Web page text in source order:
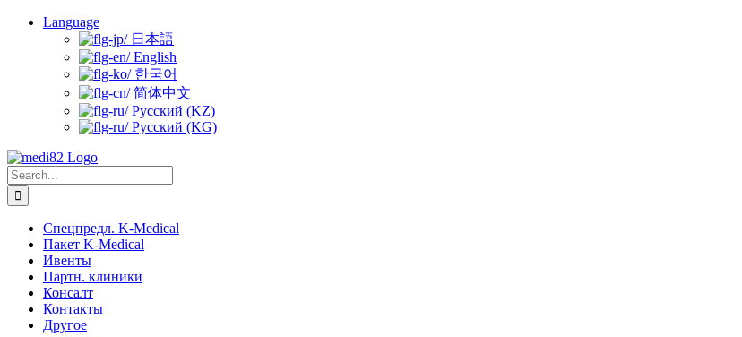
Skip
Language
日本語
English
한국어
简体中文
Русский (KZ)
Русский (KG)
Search
for:
Спецпредл. K-Medical
Пакет K-Medical
Ивенты
Партн. клиники
Консалт
Контакты
Другое